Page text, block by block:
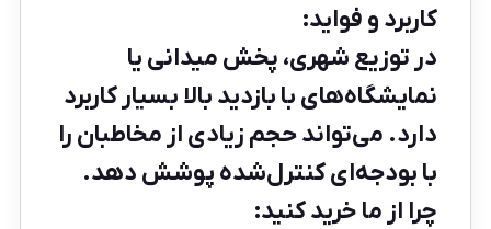
کاربرد و فواید:
در توزیع شهری، پخش میدانی یا
نمایشگاه‌های با بازدید بالا بسیار کاربرد
دارد. می‌تواند حجم زیادی از مخاطبان را
با بودجه‌ای کنترل‌شده پوشش دهد.
چرا از ما خرید کنید: